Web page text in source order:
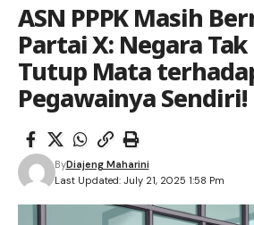
ASN PPPK Masih
Partai X: Negara
Tutup Mata
Pegawainya Sendiri!
Last Updated: July 21, 2025 1:58 Pm
ByDiajeng Maharini